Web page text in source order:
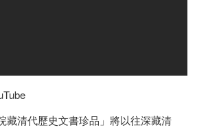
藏清代歷史文書珍品」將以往深藏清